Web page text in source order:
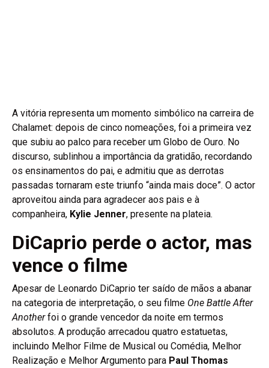
A vitória representa um momento simbólico na carreira de
Chalamet: depois de cinco nomeações, foi a primeira vez
que subiu ao palco para receber um Globo de Ouro. No
discurso, sublinhou a importância da gratidão, recordando
os ensinamentos do pai, e admitiu que as derrotas
passadas tornaram este triunfo “ainda mais doce”. O actor
aproveitou ainda para agradecer aos pais e à
companheira, Kylie Jenner, presente na plateia.
DiCaprio perde o actor, mas
vence o filme
Apesar de Leonardo DiCaprio ter saído de mãos a abanar
na categoria de interpretação, o seu filme One Battle After
Anotherfoi o grande vencedor da noite em termos
absolutos. A produção arrecadou quatro estatuetas,
incluindo Melhor Filme de Musical ou Comédia, Melhor
Realização e Melhor Argumento para Paul Thomas